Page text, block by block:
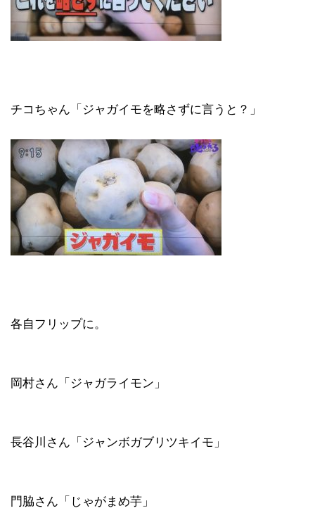
チコちゃん「ジャガイモを略さずに言うと？」
各自フリップに。
岡村さん「ジャガライモン」
長谷川さん「ジャンボガブリツキイモ」
門脇さん「じゃがまめ芋」